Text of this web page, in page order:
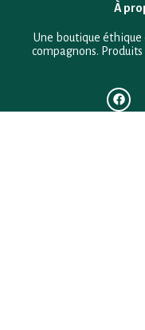
À
Une boutique
compagnons.